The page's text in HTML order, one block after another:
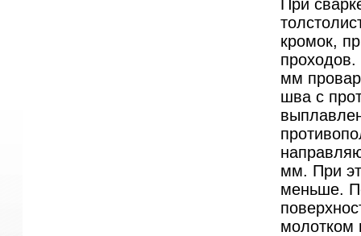
При
кромок,
мм
шва с
мм. При
меньше.
молотком